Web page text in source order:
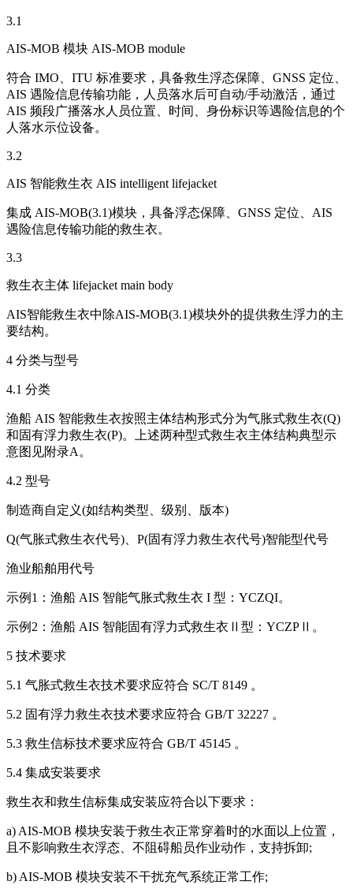
3.1
AIS-MOB 模块 AIS-MOB module
符合 IMO、ITU 标准要求，具备救生浮态保障、GNSS 定位、
AIS 遇险信息传输功能，人员落水后可自动/手动激活，通过
AIS 频段广播落水人员位置、时间、身份标识等遇险信息的个
人落水示位设备。
3.2
AIS 智能救生衣 AIS intelligent lifejacket
集成 AIS-MOB(3.1)模块，具备浮态保障、GNSS 定位、AIS
遇险信息传输功能的救生衣。
3.3
救生衣主体 lifejacket main body
AIS智能救生衣中除AIS-MOB(3.1)模块外的提供救生浮力的主
要结构。
4 分类与型号
4.1 分类
渔船 AIS 智能救生衣按照主体结构形式分为气胀式救生衣(Q)
和固有浮力救生衣(P)。上述两种型式救生衣主体结构典型示
意图见附录A。
4.2 型号
制造商自定义(如结构类型、级别、版本)
Q(气胀式救生衣代号)、P(固有浮力救生衣代号)智能型代号
渔业船舶用代号
示例1：渔船 AIS 智能气胀式救生衣 I 型：YCZQI。
示例2：渔船 AIS 智能固有浮力式救生衣Ⅱ型：YCZPⅡ。
5 技术要求
5.1 气胀式救生衣技术要求应符合 SC/T 8149 。
5.2 固有浮力救生衣技术要求应符合 GB/T 32227 。
5.3 救生信标技术要求应符合 GB/T 45145 。
5.4 集成安装要求
救生衣和救生信标集成安装应符合以下要求：
a) AIS-MOB 模块安装于救生衣正常穿着时的水面以上位置，
且不影响救生衣浮态、不阻碍船员作业动作，支持拆卸;
b) AIS-MOB 模块安装不干扰充气系统正常工作;